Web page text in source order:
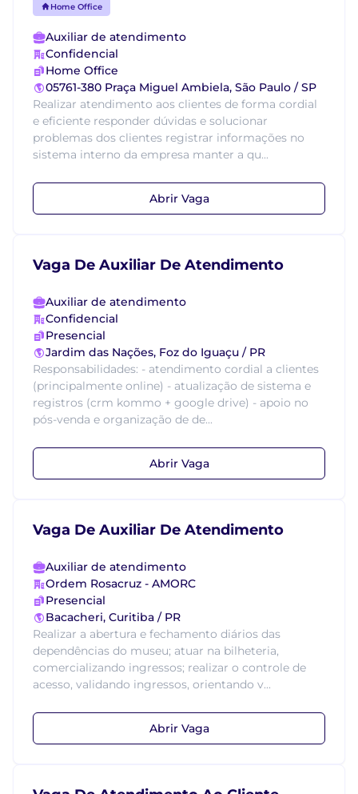
Home Office
Auxiliar de atendimento
Confidencial
Home Office
05761-380 Praça Miguel Ambiela, São Paulo / SP
Realizar atendimento aos clientes de forma cordial
e eficiente responder dúvidas e solucionar
problemas dos clientes registrar informações no
sistema interno da empresa manter a qu...
Abrir Vaga
Vaga De Auxiliar De Atendimento
Auxiliar de atendimento
Confidencial
Presencial
Jardim das Nações, Foz do Iguaçu / PR
Responsabilidades: - atendimento cordial a clientes
(principalmente online) - atualização de sistema e
registros (crm kommo + google drive) - apoio no
pós-venda e organização de de...
Abrir Vaga
Vaga De Auxiliar De Atendimento
Auxiliar de atendimento
Ordem Rosacruz - AMORC
Presencial
Bacacheri, Curitiba / PR
Realizar a abertura e fechamento diários das
dependências do museu; atuar na bilheteria,
comercializando ingressos; realizar o controle de
acesso, validando ingressos, orientando v...
Abrir Vaga